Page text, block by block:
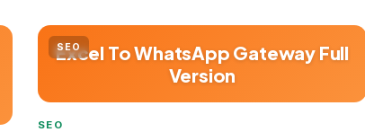
SEO
Excel To WhatsApp Gateway Full
Version
SEO